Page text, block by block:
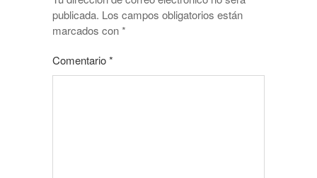
publicada. Los campos obligatorios están
marcados con*
Comentario*